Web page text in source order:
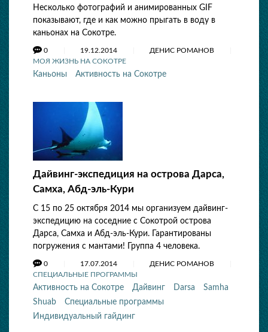
Несколько фотографий и анимированных GIF
показывают, где и как можно прыгать в воду в
каньонах на Сокотре.
0 19.12.2014
ДЕНИС РОМАНОВ
МОЯ ЖИЗНЬ НА СОКОТРЕ
Каньоны Активность на Сокотре
Дайвинг-экспедиция на острова Дарса,
Самха, Абд-эль-Кури
С 15 по 25 октября 2014 мы организуем дайвинг-
экспедицию на соседние с Сокотрой острова
Дарса, Самха и Абд-эль-Кури. Гарантированы
погружения с мантами! Группа 4 человека.
0 17.07.2014
ДЕНИС РОМАНОВ
СПЕЦИАЛЬНЫЕ ПРОГРАММЫ
Активность на Сокотре Дайвинг Darsa
Samha
Shuab
Специальные программы
Индивидуальный гайдинг